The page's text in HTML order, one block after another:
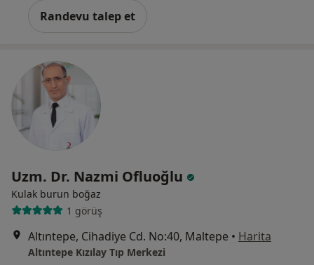
Randevu talep et
Uzm. Dr. Nazmi Ofluoğlu
Kulak burun boğaz
1 görüş
Altıntepe, Cihadiye Cd. No:40, Maltepe • Harita
Altıntepe Kızılay Tıp Merkezi